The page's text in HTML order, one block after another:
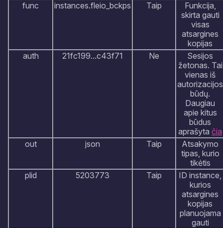
func
instances.fleio_bckps Taip
Funkcija,
skirta gauti
visas
atsargines
kopijas
auth
21fc199...c43f71 Ne
Sesijos
žetonas. Tai
vienas iš
autorizacijos
būdų.
Daugiau
apie kitus
būdus
aprašyta čia
out
json Taip
Atsakymo
tipas, kurio
tikėtis
plid
5203773 Taip
ID instance,
kurios
atsargines
kopijas
planuojama
gauti